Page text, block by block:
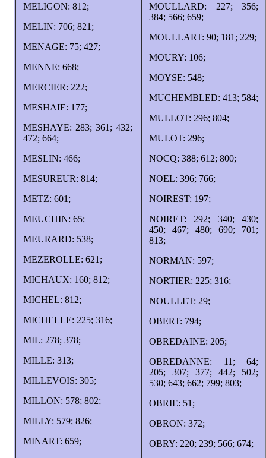
MELIGON: 812;
MELIN: 706; 821;
MENAGE: 75; 427;
MENNE: 668;
MERCIER: 222;
MESHAIE: 177;
MESHAYE: 283; 361; 432;
472; 664;
MESLIN: 466;
MESUREUR: 814;
METZ: 601;
MEUCHIN: 65;
MEURARD: 538;
MEZEROLLE: 621;
MICHAUX: 160; 812;
MICHEL: 812;
MICHELLE: 225; 316;
MIL: 278; 378;
MILLE: 313;
MILLEVOIS: 305;
MILLON: 578; 802;
MILLY: 579; 826;
MINART: 659;
MOULLARD: 227; 356;
384; 566; 659;
MOULLART: 90; 181; 229;
MOURY: 106;
MOYSE: 548;
MUCHEMBLED: 413; 584;
MULLOT: 296; 804;
MULOT: 296;
NOCQ: 388; 612; 800;
NOEL: 396; 766;
NOIREST: 197;
NOIRET: 292; 340; 430;
450; 467; 480; 690; 701;
813;
NORMAN: 597;
NORTIER: 225; 316;
NOULLET: 29;
OBERT: 794;
OBREDAINE: 205;
OBREDANNE: 11; 64;
205; 307; 377; 442; 502;
530; 643; 662; 799; 803;
OBRIE: 51;
OBRON: 372;
OBRY: 220; 239; 566; 674;